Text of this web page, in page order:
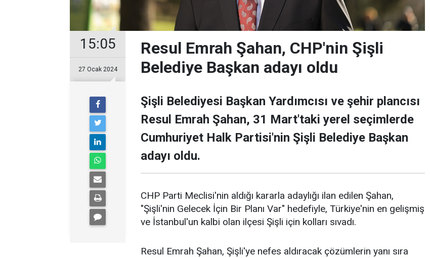
15:05
27 Ocak 2024
Resul Emrah Şahan, CHP'nin Şişli
Belediye Başkan adayı oldu
Şişli Belediyesi Başkan Yardımcısı ve şehir plancısı
Resul Emrah Şahan, 31 Mart'taki yerel seçimlerde
Cumhuriyet Halk Partisi'nin Şişli Belediye Başkan
adayı oldu.
CHP Parti Meclisi'nin aldığı kararla adaylığı ilan edilen Şahan,
"Şişli'nin Gelecek İçin Bir Planı Var" hedefiyle, Türkiye'nin en gelişmiş
ve İstanbul'un kalbi olan ilçesi Şişli için kolları sıvadı.
Resul Emrah Şahan, Şişli'ye nefes aldıracak çözümlerin yanı sıra